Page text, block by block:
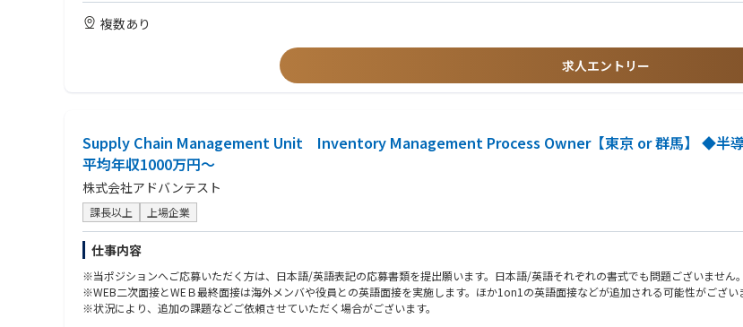
・アジアを中心とした他リージョンへの立ち上げ等サポート
エスカレーション対応：
・国内テクニカルグループへのエスカレーションレポート作成
・US含むサポート部隊と連携による解決策の立案、実行、顧客報告
・故障対応
・評価サポート：データ取得、改善等
・量産機対応向け準備：不具合点フィードバック、手順書作成、必要治具等
④その他
・品質問題レポート、問題レポート等作成
・安全、品質問題防止のための事前検知レポート作成
・顧客向け定例会議の資料作成、説明等
■入社後の充実した研修
スキルやキャッチアップ状況に応じて1～2カ月の研修があります。その後は、OJTでフォローとなります。半年後位を目途に、装置を触
管理
これまでのご経験を、半導体・装置分野で活かせます。
検査装置を扱ったご経験
▼ 半導体・製造プロセス系
半導体製造装置メーカー、または半導体デバイスメーカーでの業務経験
生産技術、歩留まり改善、トラブル対応の経験
以下いずれかの製品・工程に関わった経験
Deposition（薄膜）
Etching（エッチング）
Wet Clean（洗浄）
PLP／パネル加工
▼ 電気・機械・設計・IT系
電気・機械図面、回路図、操作マニュアルの読解力
複数あり
求人エントリー
Supply Chain Management Unit Inventory Management Process Owner【東京 or 群馬】 ◆半導
平均年収1000万円～
株式会社アドバンテスト
課長以上 上場企業
仕事内容
※当ポジションへご応募いただく方は、日本語/英語表記の応募書類を提出願います。日本語/英語それぞれの書式でも問題ございません。
※WEB二次面接とWEＢ最終面接は海外メンバや役員との英語面接を実施します。ほか1on1の英語面接などが追加される可能性がござい
※状況により、追加の課題などご依頼させていただく場合がございます。